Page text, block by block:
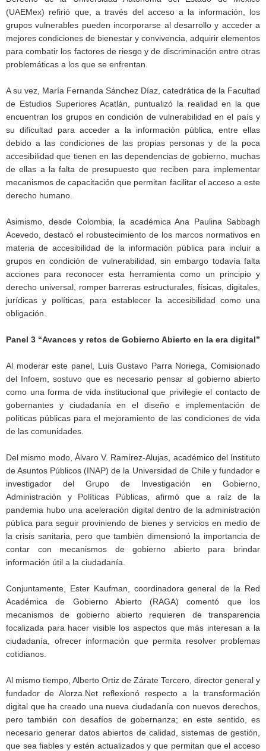
(UAEMex) refirió que, a través del acceso a la información, los
grupos vulnerables pueden incorporarse al desarrollo y acceder a
mejores condiciones de bienestar y convivencia, adquirir elementos
para combatir los factores de riesgo y de discriminación entre otras
problemáticas a los que se enfrentan.
A su vez, María Fernanda Sánchez Díaz, catedrática de la Facultad
de Estudios Superiores Acatlán, puntualizó la realidad en la que
encuentran los grupos en condición de vulnerabilidad en el país y
su dificultad para acceder a la información pública, entre ellas
debido a las condiciones de las propias personas y de la poca
accesibilidad que tienen en las dependencias de gobierno, muchas
de ellas a la falta de presupuesto que reciben para implementar
mecanismos de capacitación que permitan facilitar el acceso a este
derecho humano.
Asimismo, desde Colombia, la académica Ana Paulina Sabbagh
Acevedo, destacó el robustecimiento de los marcos normativos en
materia de accesibilidad de la información pública para incluir a
grupos en condición de vulnerabilidad, sin embargo todavía falta
acciones para reconocer esta herramienta como un principio y
derecho universal, romper barreras estructurales, físicas, digitales,
jurídicas y políticas, para establecer la accesibilidad como una
obligación.
Panel 3 “Avances y retos de Gobierno Abierto en la era digital”
Al moderar este panel, Luis Gustavo Parra Noriega, Comisionado
del Infoem, sostuvo que es necesario pensar al gobierno abierto
como una forma de vida institucional que privilegie el contacto de
gobernantes y ciudadanía en el diseño e implementación de
políticas públicas para el mejoramiento de las condiciones de vida
de las comunidades.
Del mismo modo, Álvaro V. Ramírez-Alujas, académico del Instituto
de Asuntos Públicos (INAP) de la Universidad de Chile y fundador e
investigador del Grupo de Investigación en Gobierno,
Administración y Políticas Públicas, afirmó que a raíz de la
pandemia hubo una aceleración digital dentro de la administración
pública para seguir proviniendo de bienes y servicios en medio de
la crisis sanitaria, pero que también dimensionó la importancia de
contar con mecanismos de gobierno abierto para brindar
información útil a la ciudadanía.
Conjuntamente, Ester Kaufman, coordinadora general de la Red
Académica de Gobierno Abierto (RAGA) comentó que los
mecanismos de gobierno abierto requieren de transparencia
focalizada para hacer visible los aspectos que más interesan a la
ciudadanía, ofrecer información que permita resolver problemas
cotidianos.
Al mismo tiempo, Alberto Ortiz de Zárate Tercero, director general y
fundador de Alorza.Net reflexionó respecto a la transformación
digital que ha creado una nueva ciudadanía con nuevos derechos,
pero también con desafíos de gobernanza; en este sentido, es
necesario generar datos abiertos de calidad, sistemas de gestión,
que sea fiables y estén actualizados y que permitan que el acceso